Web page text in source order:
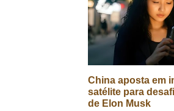
China aposta em
satélite para
de Elon Musk